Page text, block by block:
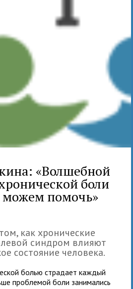
«Волшебной
боли
помочь»
как хронические
синдром влияют
состояние человека.
болью страдает каждый
проблемой боли занимались